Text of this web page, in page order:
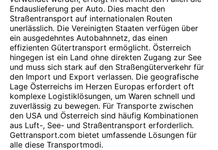
Endauslieferung per Auto. Dies macht den
Straßentransport auf internationalen Routen
unerlässlich. Die Vereinigten Staaten verfügen über
ein ausgedehntes Autobahnnetz, das einen
effizienten Gütertransport ermöglicht. Österreich
hingegen ist ein Land ohne direkten Zugang zur See
und muss sich stark auf den Straßengüterverkehr für
den Import und Export verlassen. Die geografische
Lage Österreichs im Herzen Europas erfordert oft
komplexe Logistiklösungen, um Waren schnell und
zuverlässig zu bewegen. Für Transporte zwischen
den USA und Österreich sind häufig Kombinationen
aus Luft-, See- und Straßentransport erforderlich.
Gettransport.com bietet umfassende Lösungen für
alle diese Transportmodi.